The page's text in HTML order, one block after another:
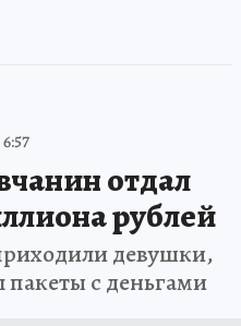
отдал
рублей
девушки,
с деньгами